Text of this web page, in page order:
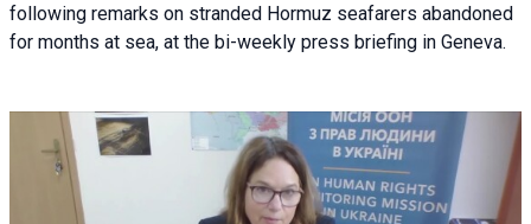
following remarks on stranded Hormuz seafarers abandoned
for months at sea, at the bi-weekly press briefing in Geneva.